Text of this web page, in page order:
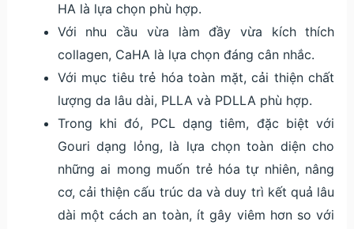
HA là lựa chọn phù hợp.
Với nhu cầu vừa làm đầy vừa kích thích
collagen, CaHA là lựa chọn đáng cân nhắc.
Với mục tiêu trẻ hóa toàn mặt, cải thiện chất
lượng da lâu dài, PLLA và PDLLA phù hợp.
Trong khi đó, PCL dạng tiêm, đặc biệt với
Gouri dạng lỏng, là lựa chọn toàn diện cho
những ai mong muốn trẻ hóa tự nhiên, nâng
cơ, cải thiện cấu trúc da và duy trì kết quả lâu
dài một cách an toàn, ít gây viêm hơn so với